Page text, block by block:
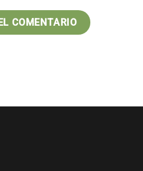
COMENTARIO